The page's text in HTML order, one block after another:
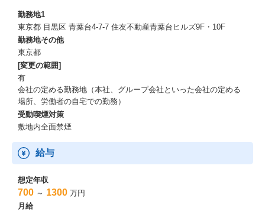
法人営業経験を活かし、ビザスクを通じてクライアントの挑戦を
成功に導き、その成功がさらに挑戦する人を増やす、そんな循環
を実現させていく方を求めています。
【やりがい】
・事業開発チームを牽引し、ビザスクの事業拡大を担う重要なミ
ッションに携わる事ができる。
・国内の営業戦略の方針、進捗管理、分析、事業連携、新規商材
の企画等様々な経験を積む事が出来ます。
・経営陣・開発・事業部など様々な社内ステークホルダーと議論
を交わし、事業に大きなインパクトを与えることが出来ます。
施策立案 - 実行までを一気通貫で伴走できる
・顧客の課題にアプローチできる幅が広く、型にはまらない顧客
課題への本質的な提案ができる
・クライアントの新規サービスローンチなど、新規性が高く世の
中を変える案件に触れられる
勤務地1
東京都 目黒区 青葉台4-7-7 住友不動産青葉台ヒルズ9F・10F
勤務地その他
東京都
[変更の範囲]
有
会社の定める勤務地（本社、グループ会社といった会社の定める
場所、労働者の自宅での勤務）
受動喫煙対策
敷地内全面禁煙
給与
想定年収
700 ～ 1300 万円
月給